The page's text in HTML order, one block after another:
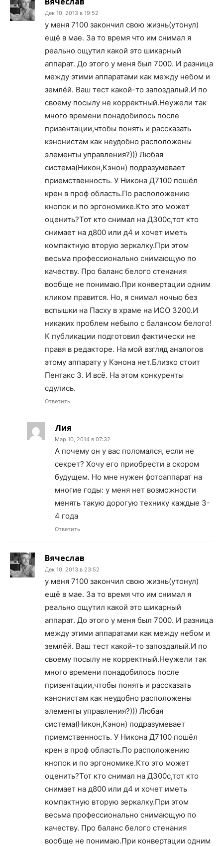
Дек 10, 2013 в 19:52
у меня 7100 закончил свою жизнь(утонул)
ещё в мае. За то время что им снимал я
реально ощутил какой это шикарный
аппарат. До этого у меня был 7000. И разница
между этими аппаратами как между небом и
землёй. Ваш тест какой-то запоздалый.И по
своему посылу не корректный.Неужели так
много времени понадобилось после
призентации,чтобы понять и рассказать
кэнонистам как неудобно расположены
элементы управления?))) Любая
система(Никон,Кэнон) подразумевает
приемственность. У Никона Д7100 пошёл
крен в проф область.По расположению
кнопок и по эргономике.Кто это может
оценить?Тот кто снимал на Д300с,тот кто
снимает на д800 или д4 и хочет иметь
компактную вторую зеркалку.При этом
весьма профессионально снимающую по
качеству. Про баланс белого стенания
вообще не понимаю.При конвертации одним
кликом правится. Но, я снимал ночью без
вспышки на Пасху в храме на ИСО 3200.И
никаких проблем небыло с балансом белого!
К публикации подготовил фактически не
правя в редакторе. На мой взгляд аналогов
этому аппарату у Кэнона нет.Близко стоит
Пентакс 3. И всё. На этом конкуренты
сдулись.
Ответить
Лия
Мар 10, 2014 в 07:32
А почему он у вас поломался, если не
секрет? Хочу его приобрести в скором
будущем. Но мне нужен фотоаппарат на
многие годы: у меня нет возможности
менять такую дорогую технику каждые 3-
4 года
Ответить
Вячеслав
Дек 10, 2013 в 23:52
у меня 7100 закончил свою жизнь(утонул)
ещё в мае. За то время что им снимал я
реально ощутил какой это шикарный
аппарат. До этого у меня был 7000. И разница
между этими аппаратами как между небом и
землёй. Ваш тест какой-то запоздалый.И по
своему посылу не корректный.Неужели так
много времени понадобилось после
призентации,чтобы понять и рассказать
кэнонистам как неудобно расположены
элементы управления?))) Любая
система(Никон,Кэнон) подразумевает
приемственность. У Никона Д7100 пошёл
крен в проф область.По расположению
кнопок и по эргономике.Кто это может
оценить?Тот кто снимал на Д300с,тот кто
снимает на д800 или д4 и хочет иметь
компактную вторую зеркалку.При этом
весьма профессионально снимающую по
качеству. Про баланс белого стенания
вообще не понимаю.При конвертации одним